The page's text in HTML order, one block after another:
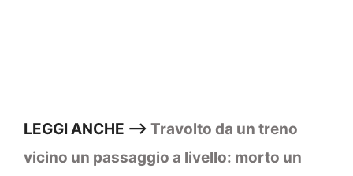
LEGGI ANCHE —> Travolto da un treno
vicino un passaggio a livello: morto un